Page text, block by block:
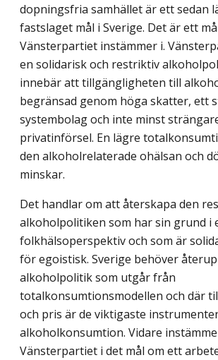
dopningsfria samhället är ett sedan
fastslaget mål i Sverige. Det är ett
Vänsterpartiet instämmer i.
en solidarisk och restriktiv
innebär att tillgängligheten till
begränsad genom höga skatter, ett
systembolag och inte minst
privatinförsel. En lägre
den alkoholrelaterade ohälsan och
minskar.
Det handlar om att återskapa den
alkoholpolitiken som har sin grund i
folkhälsoperspektiv och som är
för egoistisk. Sverige behöver
alkoholpolitik som utgår från
totalkonsumtionsmodellen och där
och pris är de viktigaste
alkoholkonsumtion. Vidare
Vänsterpartiet i det mål om ett